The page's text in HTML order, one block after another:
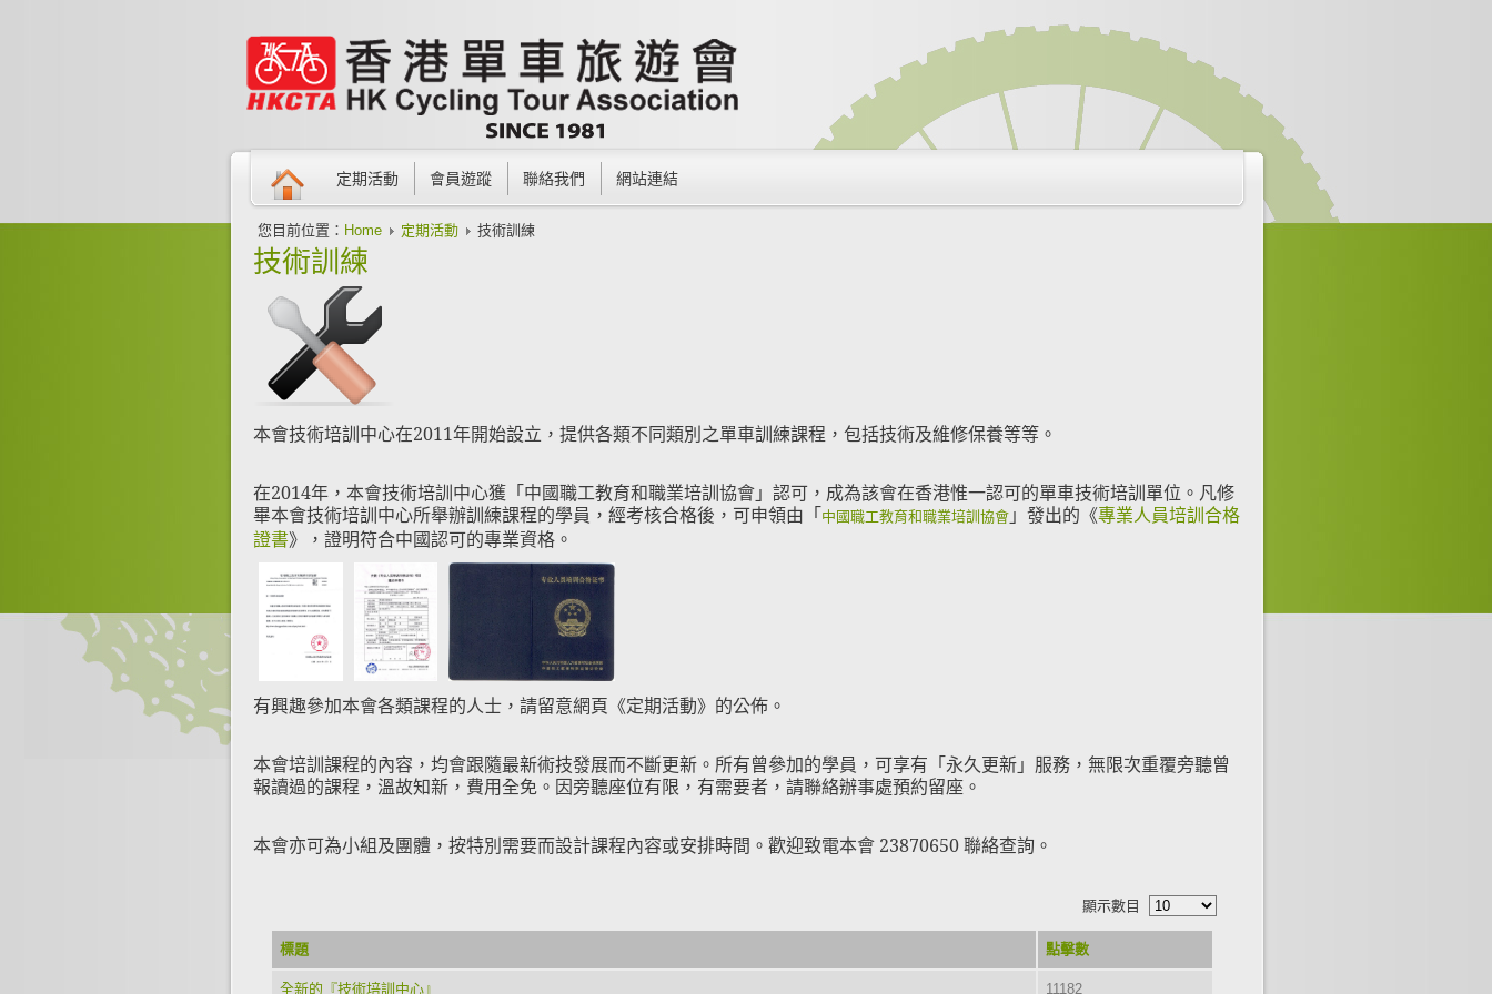
定期活動 會員遊蹤 聯絡我們 網站連結
您目前位置： Home 定期活動 技術訓練
技術訓練
本會技術培訓中心在2011年開始設立，提供各類不同類別之單車訓練課程，包括技術及維修保養等等。
在2014年，本會技術培訓中心獲「中國職工教育和職業培訓協會」認可，成為該會在香港惟一認可的單車技術培訓單位。凡修
畢本會技術培訓中心所舉辦訓練課程的學員，經考核合格後，可申領由「中國職工教育和職業培訓協會 」發出的《專業人員培訓合格
證書》，證明符合中國認可的專業資格。
有興趣參加本會各類課程的人士，請留意網頁《定期活動》的公佈。
本會培訓課程的內容，均會跟隨最新術技發展而不斷更新。所有曾參加的學員，可享有「永久更新」服務，無限次重覆旁聽曾
報讀過的課程，溫故知新，費用全免。因旁聽座位有限，有需要者，請聯絡辦事處預約留座。
本會亦可為小組及團體，按特別需要而設計課程內容或安排時間。歡迎致電本會 23870650 聯絡查詢。
顯示數目
標題 點擊數
全新的『技術培訓中心』 11182